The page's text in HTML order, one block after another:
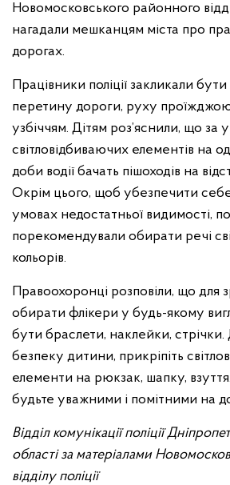
Новомосковського районного
нагадали мешканцям міста про
дорогах.
Працівники поліції закликали
перетину дороги, руху
узбіччям. Дітям роз’яснили, що за
світловідбиваючих елементів на
доби водії бачать пішоходів на
Окрім цього, щоб убезпечити
умовах недостатньої видимості,
порекомендували обирати речі
кольорів.
Правоохоронці розповіли, що для
обирати флікери у будь-якому
бути браслети, наклейки,
безпеку дитини, прикріпіть
елементи на рюкзак, шапку,
будьте уважними і помітними на
Відділ комунікації поліції
області за матеріалами
відділу поліції